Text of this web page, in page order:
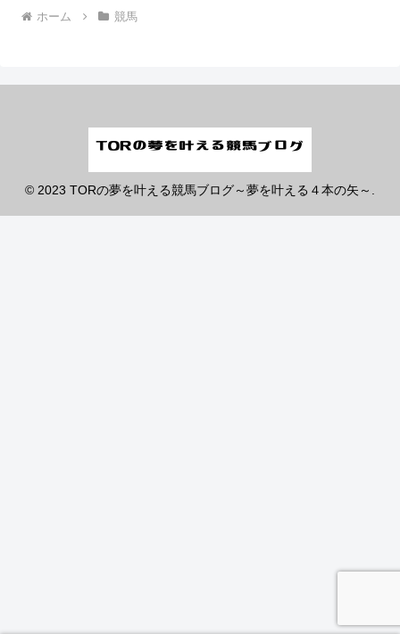
ホーム 競馬
© 2023 TORの夢を叶える競馬ブログ～夢を叶える４本の矢～.